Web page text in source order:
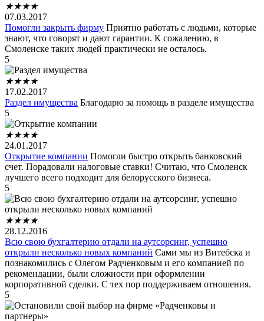
★★★★
07.03.2017
Помогли закрыть фирму Приятно работать с людьми, которые
знают, что говорят и дают гарантии. К сожалению, в
Смоленске таких людей практически не осталось.
5
★★★★
17.02.2017
Раздел имущества Благодарю за помощь в разделе имущества
5
★★★★
24.01.2017
Открытие компании Помогли быстро открыть банковский
счет. Порадовали налоговые ставки! Считаю, что Смоленск
лучшего всего подходит для белорусского бизнеса.
5
★★★★
28.12.2016
Всю свою бухгалтерию отдали на аутсорсинг, успешно
открыли несколько новых компаний Сами мы из Витебска и
познакомились с Олегом Радченковым и его компанией по
рекомендации, были сложности при оформлении
корпоративной сделки. С тех пор поддерживаем отношения.
5